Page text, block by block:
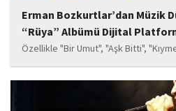
Erman Bozkurtlar’dan Müzik
“Rüya” Albümü Dijital
Özellikle "Bir Umut", "Aşk Bitti",
adını veren "Rüya" parçalarının kısa
eserler arasında yer alması
çalışmalarına göre daha olgun,...